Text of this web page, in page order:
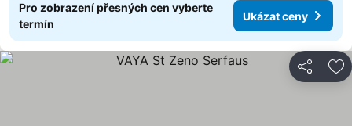
Pro zobrazení přesných cen vyberte
termín
Ukázat ceny
Sdílet